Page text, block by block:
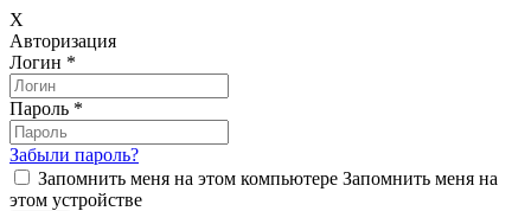
X
Авторизация
Логин *
Пароль *
Забыли пароль?
Запомнить меня на этом компьютере Запомнить меня на
этом устройстве